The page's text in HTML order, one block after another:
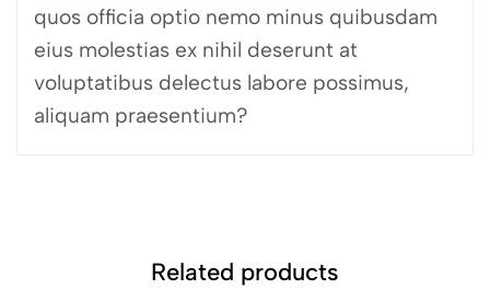
quos officia optio nemo minus quibusdam
eius molestias ex nihil deserunt at
voluptatibus delectus labore possimus,
aliquam praesentium?
Related products